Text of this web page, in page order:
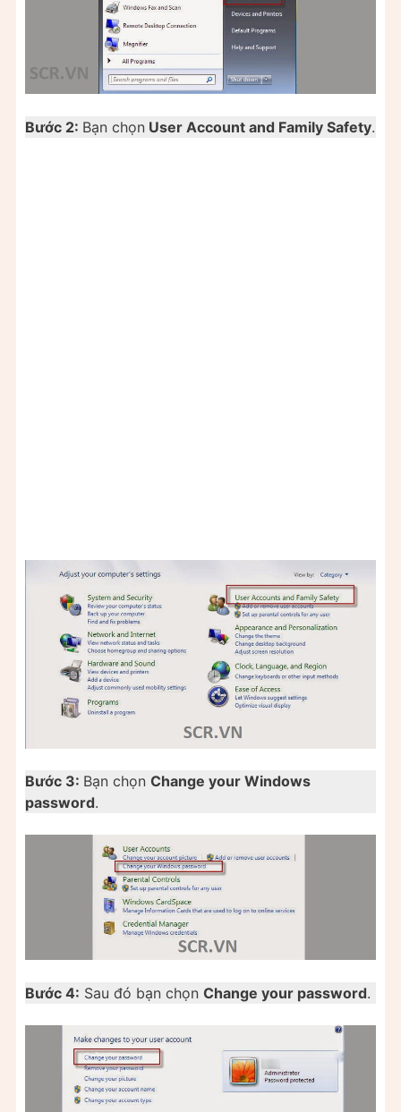
Bước 2: Bạn chọn User Account and Family Safety.
Bước 3: Bạn chọn Change your Windows
password.
Bước 4: Sau đó bạn chọn Change your password.